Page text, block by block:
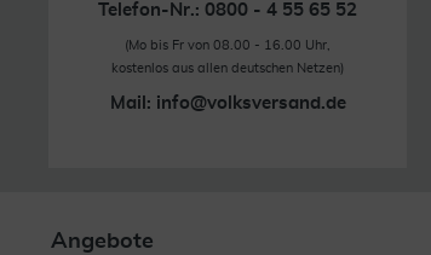
Telefon-Nr.: 0800 - 4 55 65 52
(Mo bis Fr von 08.00 - 16.00 Uhr,
kostenlos aus allen deutschen Netzen)
Mail: info@volksversand.de
Angebote